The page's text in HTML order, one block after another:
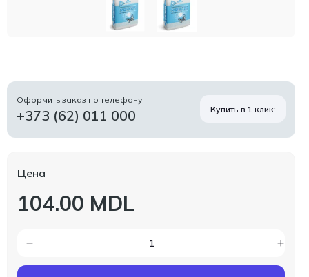
Оформить заказ по телефону
+373 (62) 011 000 Купить в 1 клик:
Цена
104.00 MDL